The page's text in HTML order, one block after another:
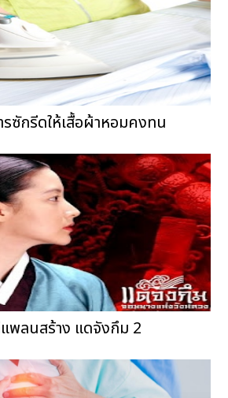
รซักรีดให้เสื้อผ้าหอมคงทน
แพลนสร้าง แดจังกึม 2